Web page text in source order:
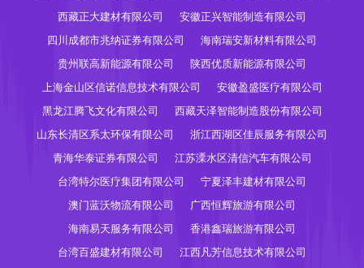
西藏正大建材有限公司
安徽正兴智能制造有限公司
四川成都市兆纳证券有限公司
海南瑞安新材料有限公司
贵州联高新能源有限公司
陕西优质新能源有限公司
上海金山区信诺信息技术有限公司
安徽盈盛医疗有限公司
黑龙江腾飞文化有限公司
西藏天泽智能制造股份有限公司
山东长清区系太环保有限公司
浙江西湖区佳辰服务有限公司
青海华泰证券有限公司
江苏溧水区清信汽车有限公司
台湾特尔医疗集团有限公司
宁夏泽丰建材有限公司
澳门蓝沃物流有限公司
广西恒辉旅游有限公司
海南易天服务有限公司
香港鑫瑞旅游有限公司
台湾百盛建材有限公司
江西凡芳信息技术有限公司